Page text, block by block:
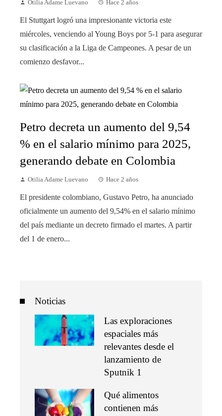
Otilia Adame Luevano Hace 2 años
El Stuttgart logró una impresionante victoria este
miércoles, venciendo al Young Boys por 5-1 para asegurar
su clasificación a la Liga de Campeones. A pesar de un
comienzo desfavor...
Petro decreta un aumento del 9,54
% en el salario mínimo para 2025,
generando debate en Colombia
Otilia Adame Luevano Hace 2 años
El presidente colombiano, Gustavo Petro, ha anunciado
oficialmente un aumento del 9,54% en el salario mínimo
del país mediante un decreto firmado el martes. A partir
del 1 de enero...
Noticias
Las exploraciones
espaciales más
relevantes desde el
lanzamiento de
Sputnik 1
Qué alimentos
contienen más